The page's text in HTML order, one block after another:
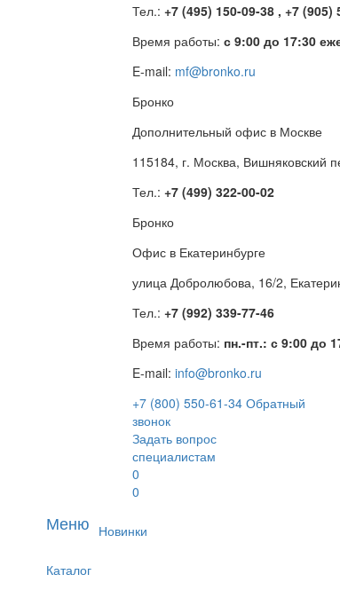
Тел.: +7 (495) 150-09-38 , +7 (905)
Время работы: с 9:00 до 17:30
E-mail: mf@bronko.ru
Бронко
Дополнительный офис в Москве
115184, г. Москва, Вишняковский
Тел.: +7 (499) 322-00-02
Бронко
Офис в Екатеринбурге
улица Добролюбова, 16/2,
Тел.: +7 (992) 339-77-46
Время работы: пн.-пт.: с 9:00 до
E-mail: info@bronko.ru
+7 (800) 550-61-34 Обратный
звонок
Задать вопрос
специалистам
0
0
Меню Новинки
Каталог